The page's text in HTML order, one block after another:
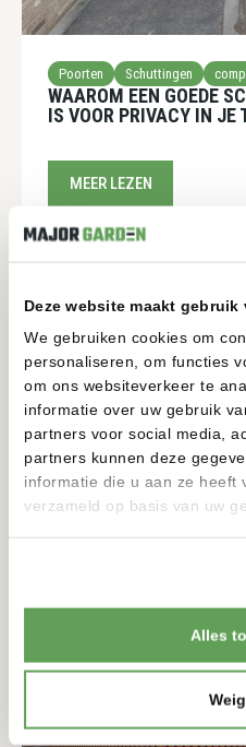
Deze website maakt gebruik
We gebruiken cookies om
personaliseren, om functies
om ons websiteverkeer te
informatie over uw gebruik
partners voor social media,
partners kunnen deze
informatie die u aan ze heeft
verzameld op basis van uw
Alles
Poorten Schuttingen
WAAROM EEN GOEDE
IS VOOR PRIVACY IN JE
MEER LEZEN